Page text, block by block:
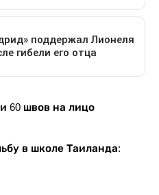
60 швов на лицо
в школе Таиланда: